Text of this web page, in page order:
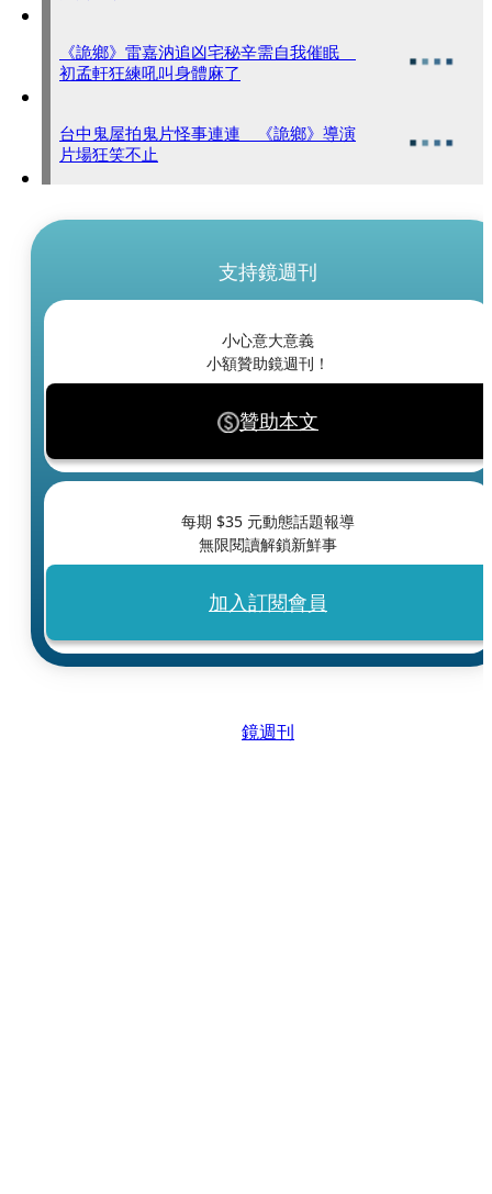
《詭鄉》雷嘉汭追凶宅秘辛需自我催眠
初孟軒狂練吼叫身體麻了
台中鬼屋拍鬼片怪事連連 《詭鄉》導演
片場狂笑不止
支持鏡週刊
小心意大意義
小額贊助鏡週刊！
贊助本文
每期 $35 元動態話題報導
無限閱讀解鎖新鮮事
加入訂閱會員
鏡週刊